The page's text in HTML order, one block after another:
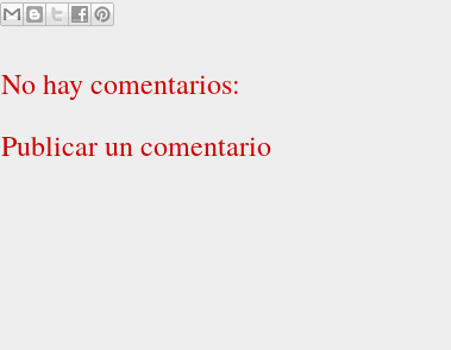
No hay comentarios:
Publicar un comentario